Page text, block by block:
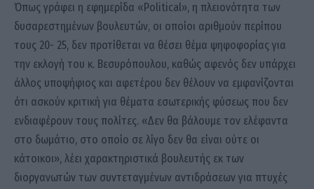
Όπως γράφει η εφημερίδα «Political», η πλειονότητα των
δυσαρεστημένων βουλευτών, οι οποίοι αριθμούν περίπου
τους 20- 25, δεν προτίθεται να θέσει θέμα ψηφοφορίας για
την εκλογή του κ. Βεσυρόπουλου, καθώς αφενός δεν υπάρχει
άλλος υποψήφιος και αφετέρου δεν θέλουν να εμφανίζονται
ότι ασκούν κριτική για θέματα εσωτερικής φύσεως που δεν
ενδιαφέρουν τους πολίτες. «Δεν θα βάλουμε τον ελέφαντα
στο δωμάτιο, στο οποίο σε λίγο δεν θα είναι ούτε οι
κάτοικοι», λέει χαρακτηριστικά βουλευτής εκ των
διοργανωτών των συντεταγμένων αντιδράσεων για πτυχές